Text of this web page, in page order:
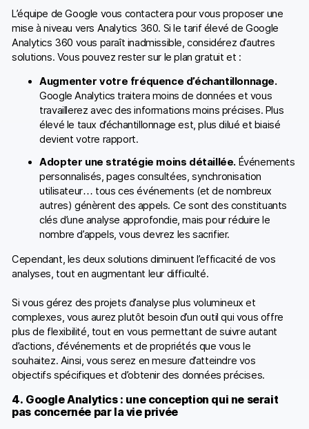
L’équipe de Google vous contactera pour vous proposer une
mise à niveau vers Analytics 360. Si le tarif élevé de Google
Analytics 360 vous paraît inadmissible, considérez d’autres
solutions. Vous pouvez rester sur le plan gratuit et :
Augmenter votre fréquence d’échantillonnage.
Google Analytics traitera moins de données et vous
travaillerez avec des informations moins précises. Plus
élevé le taux d’échantillonnage est, plus dilué et biaisé
devient votre rapport.
Adopter une stratégie moins détaillée. Événements
personnalisés, pages consultées, synchronisation
utilisateur… tous ces événements (et de nombreux
autres) génèrent des appels. Ce sont des constituants
clés d’une analyse approfondie, mais pour réduire le
nombre d’appels, vous devrez les sacrifier.
Cependant, les deux solutions diminuent l’efficacité de vos
analyses, tout en augmentant leur difficulté.
Si vous gérez des projets d’analyse plus volumineux et
complexes, vous aurez plutôt besoin d’un outil qui vous offre
plus de flexibilité, tout en vous permettant de suivre autant
d’actions, d’événements et de propriétés que vous le
souhaitez. Ainsi, vous serez en mesure d’atteindre vos
objectifs spécifiques et d’obtenir des données précises.
4. Google Analytics : une conception qui ne serait
pas concernée par la vie privée